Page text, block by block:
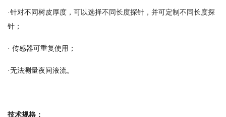
·针对不同树皮厚度，可以选择不同长度探针，并可定制不同长度探
针；
· 传感器可重复使用；
·无法测量夜间液流。
技术规格：